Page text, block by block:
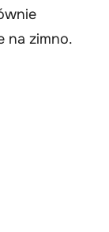
na zimno.